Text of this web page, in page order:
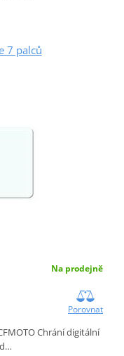
7 palců
Na prodejně
Porovnat
Chrání digitální